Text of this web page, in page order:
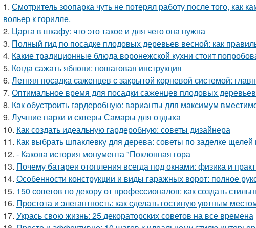
1. Смотритель зоопарка чуть не потерял работу после того, как
вольер к горилле.
2. Царга в шкафу: что это такое и для чего она нужна
3. Полный гид по посадке плодовых деревьев весной: как
4. Какие традиционные блюда воронежской кухни стоит
5. Когда сажать яблони: пошаговая инструкция
6. Летняя посадка саженцев с закрытой корневой системой:
7. Оптимальное время для посадки саженцев плодовых деревьев
8. Как обустроить гардеробную: варианты для максимум
9. Лучшие парки и скверы Самары для отдыха
10. Как создать идеальную гардеробную: советы дизайнера
11. Как выбрать шпаклевку для дерева: советы по заделке щелей
12. - Какова история монумента "Поклонная гора
13. Почему батареи отопления всегда под окнами: физика и
14. Особенности конструкции и виды гаражных ворот: полное
15. 150 советов по декору от профессионалов: как создать
16. Простота и элегантность: как сделать гостиную уютным
17. Укрась свою жизнь: 25 декораторских советов на все времена